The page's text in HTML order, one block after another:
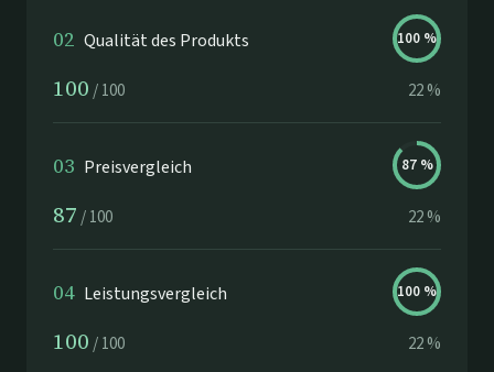
02 Qualität des Produkts 100 %
100 /100 22%
03 Preisvergleich 87%
87 /100 22%
04 Leistungsvergleich 100 %
100 /100 22%